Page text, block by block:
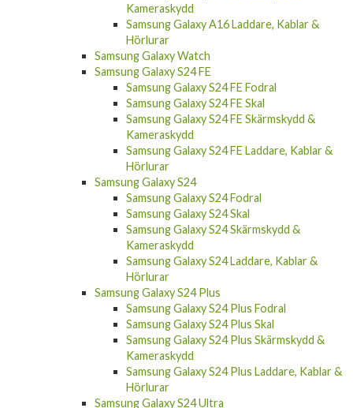
Kameraskydd
Samsung Galaxy A16 Laddare, Kablar &
Hörlurar
Samsung Galaxy Watch
Samsung Galaxy S24 FE
Samsung Galaxy S24 FE Fodral
Samsung Galaxy S24 FE Skal
Samsung Galaxy S24 FE Skärmskydd &
Kameraskydd
Samsung Galaxy S24 FE Laddare, Kablar &
Hörlurar
Samsung Galaxy S24
Samsung Galaxy S24 Fodral
Samsung Galaxy S24 Skal
Samsung Galaxy S24 Skärmskydd &
Kameraskydd
Samsung Galaxy S24 Laddare, Kablar &
Hörlurar
Samsung Galaxy S24 Plus
Samsung Galaxy S24 Plus Fodral
Samsung Galaxy S24 Plus Skal
Samsung Galaxy S24 Plus Skärmskydd &
Kameraskydd
Samsung Galaxy S24 Plus Laddare, Kablar &
Hörlurar
Samsung Galaxy S24 Ultra